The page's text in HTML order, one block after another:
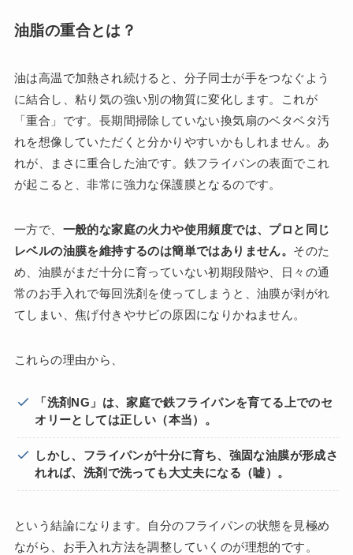
油脂の重合とは？
油は高温で加熱され続けると、分子同士が手をつなぐよう
に結合し、粘り気の強い別の物質に変化します。これが
「重合」です。長期間掃除していない換気扇のベタベタ汚
れを想像していただくと分かりやすいかもしれません。あ
れが、まさに重合した油です。鉄フライパンの表面でこれ
が起こると、非常に強力な保護膜となるのです。
一方で、 一般的な家庭の火力や使用頻度では、プロと同じ
レベルの油膜を維持するのは簡単ではありません。 そのた
め、油膜がまだ十分に育っていない初期段階や、日々の通
常のお手入れで毎回洗剤を使ってしまうと、油膜が剥がれ
てしまい、焦げ付きやサビの原因になりかねません。
これらの理由から、
「洗剤NG」は、家庭で鉄フライパンを育てる上でのセ
オリーとしては正しい（本当）。
しかし、フライパンが十分に育ち、強固な油膜が形成さ
れれば、洗剤で洗っても大丈夫になる（嘘）。
という結論になります。自分のフライパンの状態を見極め
ながら、お手入れ方法を調整していくのが理想的です。